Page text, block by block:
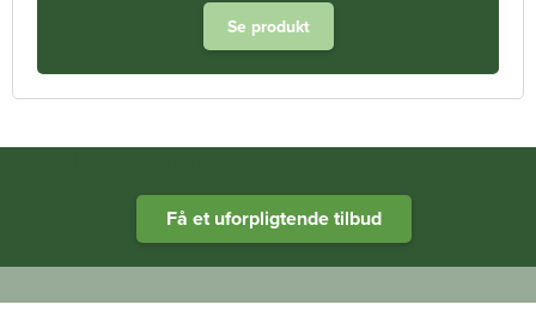
Se produkt
Få et uforpligtende tilbud